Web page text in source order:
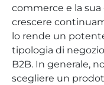
commerce e la
crescere
lo rende un
tipologia di
B2B. In generale,
scegliere un